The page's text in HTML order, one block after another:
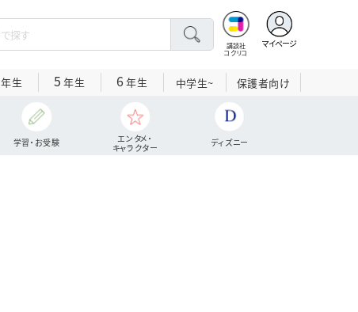
講談社
コクリコ
マイページ
年生 5 年生 6 年生 中学生~ 保護者向け
学習・お受験
エンタメ・
キャラクター
ディズニー